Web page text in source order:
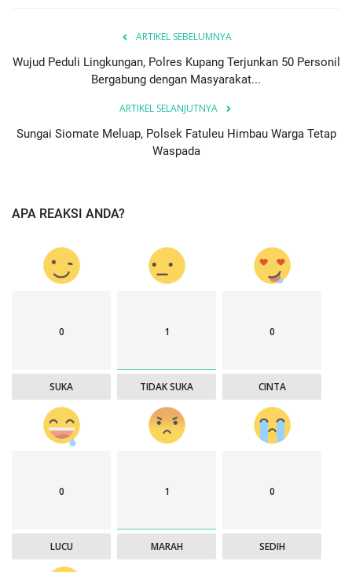
ARTIKEL SEBELUMNYA
Wujud Peduli Lingkungan, Polres Kupang Terjunkan 50 Personil
Bergabung dengan Masyarakat...
ARTIKEL SELANJUTNYA
Sungai Siomate Meluap, Polsek Fatuleu Himbau Warga Tetap
Waspada
APA REAKSI ANDA?
0
SUKA
1
TIDAK SUKA
0
CINTA
0
LUCU
1
MARAH
0
SEDIH